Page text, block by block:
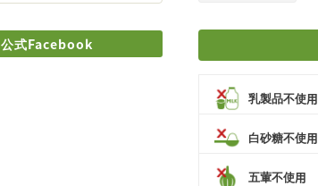
乳製品不使用
白砂糖不使用
五葷不使用
公式Facebook